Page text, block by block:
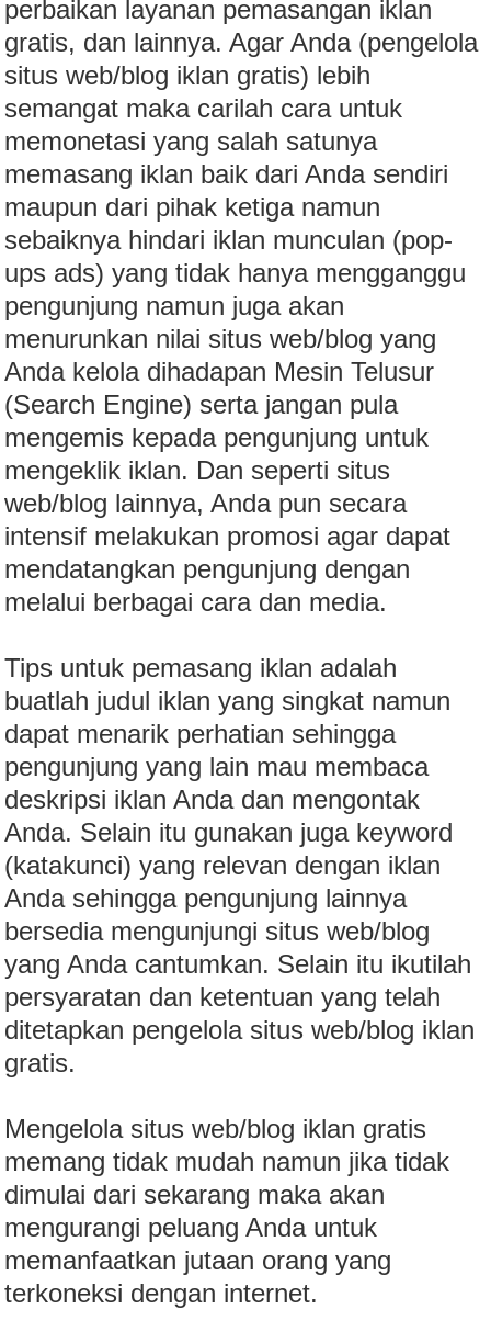
perbaikan layanan pemasangan iklan
gratis, dan lainnya. Agar Anda (pengelola
situs web/blog iklan gratis) lebih
semangat maka carilah cara untuk
memonetasi yang salah satunya
memasang iklan baik dari Anda sendiri
maupun dari pihak ketiga namun
sebaiknya hindari iklan munculan (pop-
ups ads) yang tidak hanya mengganggu
pengunjung namun juga akan
menurunkan nilai situs web/blog yang
Anda kelola dihadapan Mesin Telusur
(Search Engine) serta jangan pula
mengemis kepada pengunjung untuk
mengeklik iklan. Dan seperti situs
web/blog lainnya, Anda pun secara
intensif melakukan promosi agar dapat
mendatangkan pengunjung dengan
melalui berbagai cara dan media.
Tips untuk pemasang iklan adalah
buatlah judul iklan yang singkat namun
dapat menarik perhatian sehingga
pengunjung yang lain mau membaca
deskripsi iklan Anda dan mengontak
Anda. Selain itu gunakan juga keyword
(katakunci) yang relevan dengan iklan
Anda sehingga pengunjung lainnya
bersedia mengunjungi situs web/blog
yang Anda cantumkan. Selain itu ikutilah
persyaratan dan ketentuan yang telah
ditetapkan pengelola situs web/blog iklan
gratis.
Mengelola situs web/blog iklan gratis
memang tidak mudah namun jika tidak
dimulai dari sekarang maka akan
mengurangi peluang Anda untuk
memanfaatkan jutaan orang yang
terkoneksi dengan internet.